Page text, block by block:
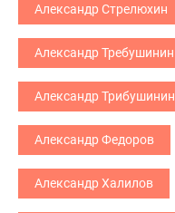
Александр Стрелюхин
Александр Требушинин
Александр Трибушинин
Александр Федоров
Александр Халилов